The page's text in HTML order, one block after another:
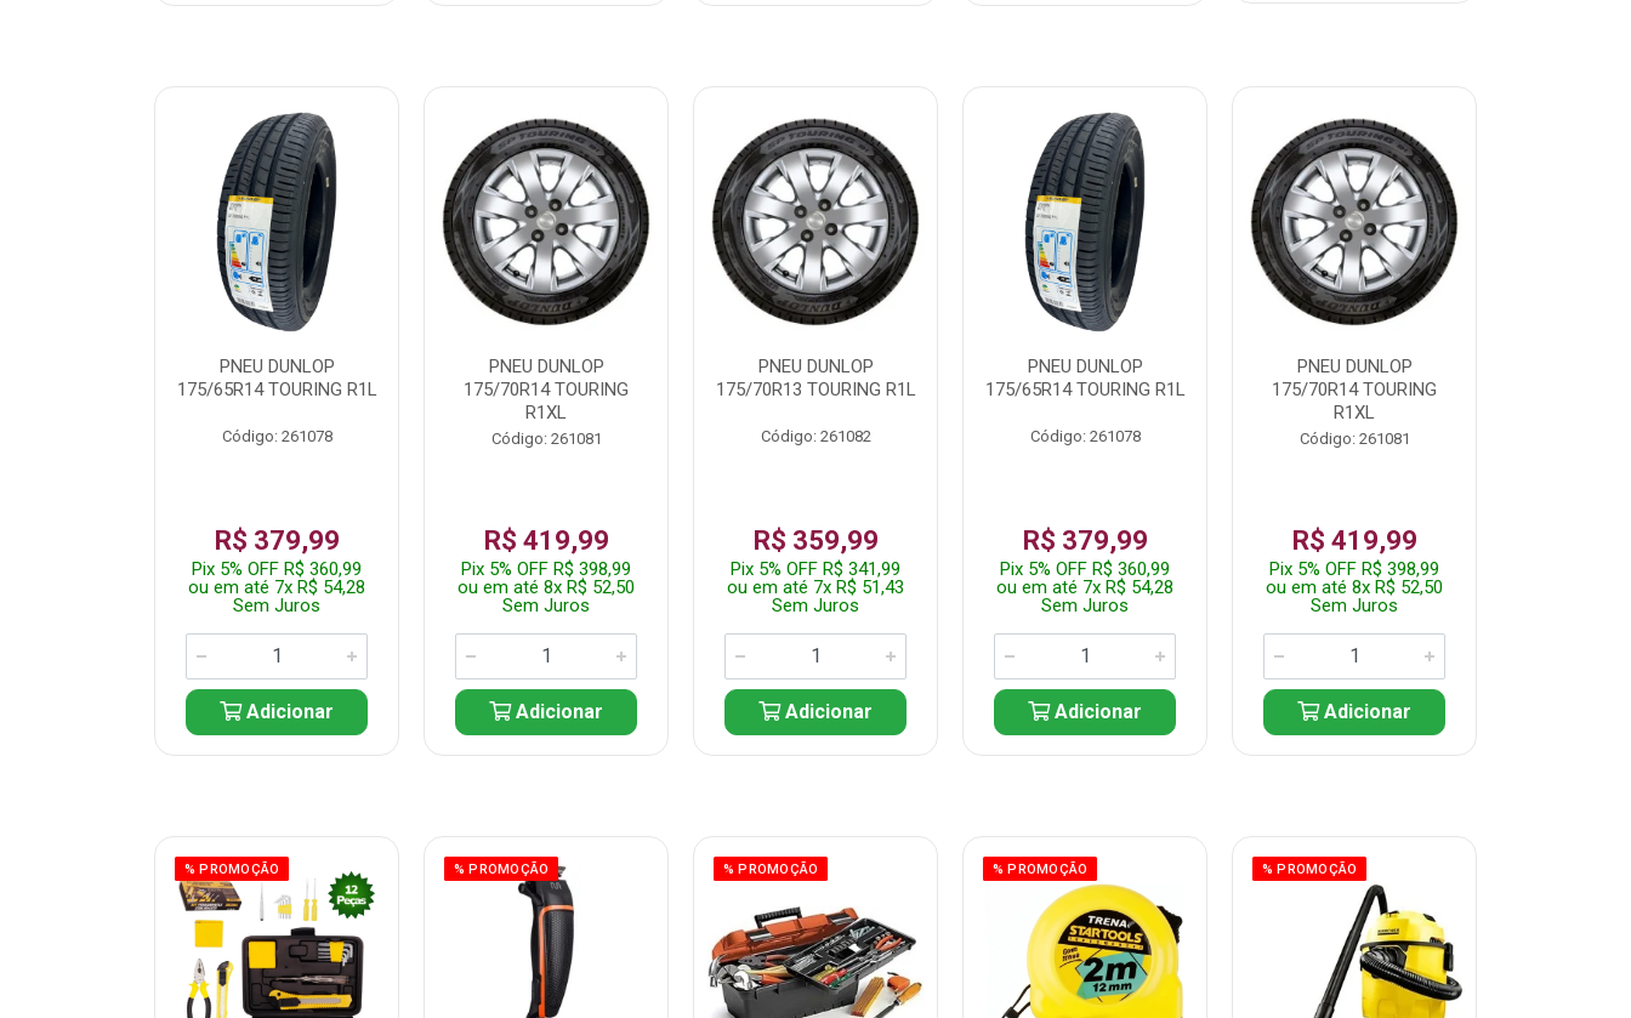
PNEU DUNLOP
175/65R14 TOURING R1L
Código: 261078
R$ 379,99
Pix 5% OFF R$ 360,99
ou em até 7x R$ 54,28
Sem Juros
Adicionar
PNEU DUNLOP
175/70R14 TOURING
R1XL
Código: 261081
R$ 419,99
Pix 5% OFF R$ 398,99
ou em até 8x R$ 52,50
Sem Juros
Adicionar
PNEU DUNLOP
175/70R13 TOURING R1L
Código: 261082
R$ 359,99
Pix 5% OFF R$ 341,99
ou em até 7x R$ 51,43
Sem Juros
Adicionar
PNEU DUNLOP
175/65R14 TOURING R1L
Código: 261078
R$ 379,99
Pix 5% OFF R$ 360,99
ou em até 7x R$ 54,28
Sem Juros
Adicionar
PNEU DUNLOP
175/70R14 TOURING
R1XL
Código: 261081
R$ 419,99
Pix 5% OFF R$ 398,99
ou em até 8x R$ 52,50
Sem Juros
Adicionar
% PROMOÇÃO % PROMOÇÃO % PROMOÇÃO % PROMOÇÃO % PROMOÇÃO